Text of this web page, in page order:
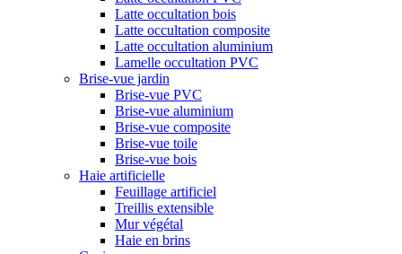
Latte occultation bois
Latte occultation composite
Latte occultation aluminium
Lamelle occultation PVC
Brise-vue jardin
Brise-vue PVC
Brise-vue aluminium
Brise-vue composite
Brise-vue toile
Brise-vue bois
Haie artificielle
Feuillage artificiel
Treillis extensible
Mur végétal
Haie en brins